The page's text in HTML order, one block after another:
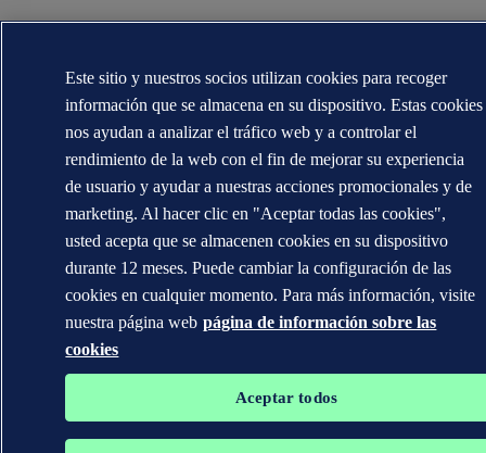
Este sitio y nuestros socios utilizan cookies para recoger
información que se almacena en su dispositivo. Estas cookies
nos ayudan a analizar el tráfico web y a controlar el
rendimiento de la web con el fin de mejorar su experiencia
de usuario y ayudar a nuestras acciones promocionales y de
marketing. Al hacer clic en "Aceptar todas las cookies",
usted acepta que se almacenen cookies en su dispositivo
durante 12 meses. Puede cambiar la configuración de las
cookies en cualquier momento. Para más información, visite
nuestra página web página de información sobre las
cookies
Aceptar todos